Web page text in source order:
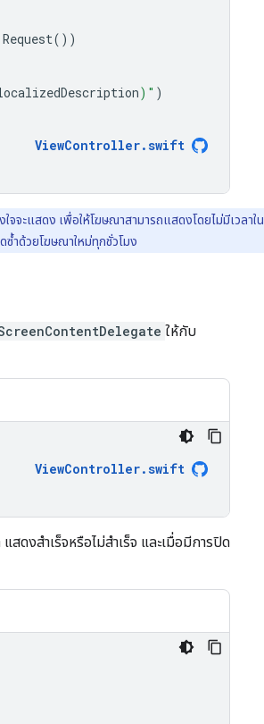
Request())
) " )
ViewController.swift
จะแสดง เพื่อให้โฆษณาสามารถแสดงโดยไม่มีเวลาใน
ำด้วยโฆษณาใหม่ทุกชั่วโมง
ให้กับ
ViewController.swift
ดงสำเร็จหรือไม่สำเร็จ และเมื่อมีการปิด